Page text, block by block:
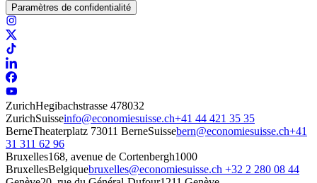
Paramètres de confidentialité
ZurichHegibachstrasse 478032
ZurichSuisseinfo@economiesuisse.ch+41 44 421 35 35
BerneTheaterplatz 73011 BerneSuissebern@economiesuisse.ch+41
31 311 62 96
Bruxelles168, avenue de Cortenbergh1000
BruxellesBelgiquebruxelles@economiesuisse.ch +32 2 280 08 44